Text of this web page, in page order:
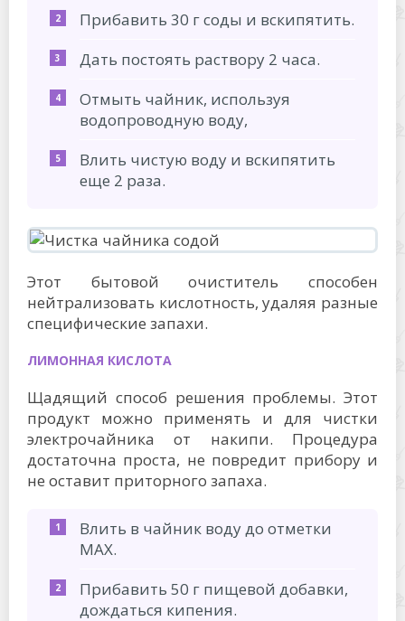
Прибавить 30 г соды и вскипятить.
Дать постоять раствору 2 часа.
Отмыть чайник, используя
водопроводную воду,
Влить чистую воду и вскипятить
еще 2 раза.
Этот бытовой очиститель способен
нейтрализовать кислотность, удаляя разные
специфические запахи.
ЛИМОННАЯ КИСЛОТА
Щадящий способ решения проблемы. Этот
продукт можно применять и для чистки
электрочайника от накипи. Процедура
достаточна проста, не повредит прибору и
не оставит приторного запаха.
Влить в чайник воду до отметки
МАХ.
Прибавить 50 г пищевой добавки,
дождаться кипения.